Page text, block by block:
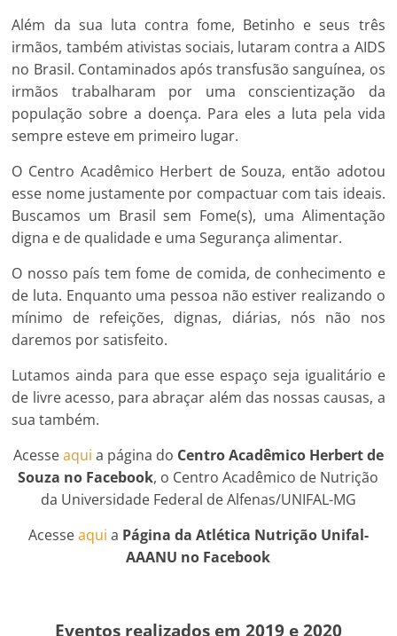
Além da sua luta contra fome, Betinho e seus três
irmãos, também ativistas sociais, lutaram contra a AIDS
no Brasil. Contaminados após transfusão sanguínea, os
irmãos trabalharam por uma conscientização da
população sobre a doença. Para eles a luta pela vida
sempre esteve em primeiro lugar.
O Centro Acadêmico Herbert de Souza, então adotou
esse nome justamente por compactuar com tais ideais.
Buscamos um Brasil sem Fome(s), uma Alimentação
digna e de qualidade e uma Segurança alimentar.
O nosso país tem fome de comida, de conhecimento e
de luta. Enquanto uma pessoa não estiver realizando o
mínimo de refeições, dignas, diárias, nós não nos
daremos por satisfeito.
Lutamos ainda para que esse espaço seja igualitário e
de livre acesso, para abraçar além das nossas causas, a
sua também.
Acesseaqui a página do Centro Acadêmico Herbert de
Souza no Facebook, o Centro Acadêmico de Nutrição
da Universidade Federal de Alfenas/UNIFAL-MG
Acesseaqui a Página da Atlética Nutrição Unifal-
AAANU no Facebook
Eventos realizados em 2019 e 2020